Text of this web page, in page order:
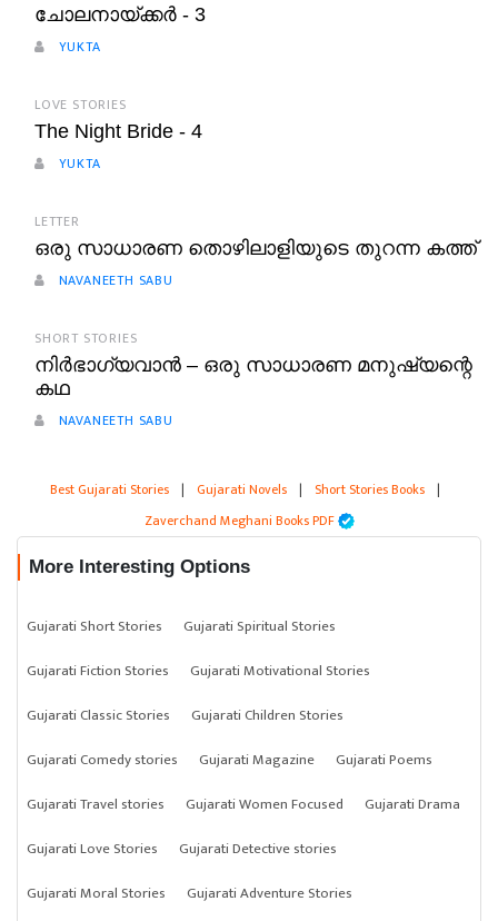
ചോലനായ്ക്കർ - 3
YUKTA
LOVE STORIES
The Night Bride - 4
YUKTA
LETTER
ഒരു സാധാരണ തൊഴിലാളിയുടെ തുറന്ന കത്ത്
NAVANEETH SABU
SHORT STORIES
നിർഭാഗ്യവാൻ – ഒരു സാധാരണ മനുഷ്യന്റെ
കഥ
NAVANEETH SABU
Best Gujarati Stories | Gujarati Novels | Short Stories Books |
Zaverchand Meghani Books PDF
More Interesting Options
Gujarati Short Stories
Gujarati Spiritual Stories
Gujarati Fiction Stories
Gujarati Motivational Stories
Gujarati Classic Stories
Gujarati Children Stories
Gujarati Comedy stories
Gujarati Magazine
Gujarati Poems
Gujarati Travel stories
Gujarati Women Focused
Gujarati Drama
Gujarati Love Stories
Gujarati Detective stories
Gujarati Moral Stories
Gujarati Adventure Stories